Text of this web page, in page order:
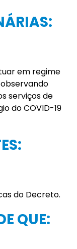
em regime
serviços de
do COVID-19
do Decreto.
QUE: